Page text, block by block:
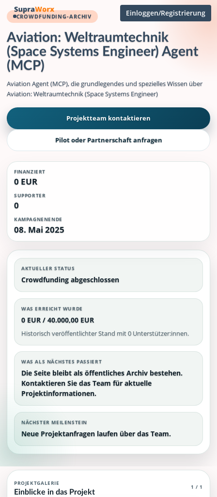
Einloggen/Registrierung
CROWDFUNDING-ARCHIV
Aviation: Weltraumtechnik
(Space Systems Engineer) Agent
(MCP)
Aviation Agent (MCP), die grundlegendes und spezielles Wissen über
Aviation: Weltraumtechnik (Space Systems Engineer)
Projektteam kontaktieren
Pilot oder Partnerschaft anfragen
FINANZIERT
0 EUR
SUPPORTER
0
KAMPAGNENENDE
08. Mai 2025
AKTUELLER STATUS
Crowdfunding abgeschlossen
WAS ERREICHT WURDE
0 EUR / 40.000,00 EUR
Historisch veröffentlichter Stand mit 0 Unterstützer:innen.
WAS ALS NÄCHSTES PASSIERT
Die Seite bleibt als öffentliches Archiv bestehen.
Kontaktieren Sie das Team für aktuelle
Projektinformationen.
NÄCHSTER MEILENSTEIN
Neue Projektanfragen laufen über das Team.
Aviation: Weltraumtechnik (Space
Aviation Agent (MCP), die grundlegendes und spezielles Wissen
PROJEKTGALERIE
Einblicke in das Projekt 1 / 1